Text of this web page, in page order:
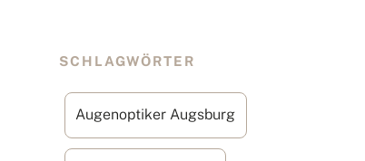
SCHLAGWÖRTER
Augenoptiker Augsburg